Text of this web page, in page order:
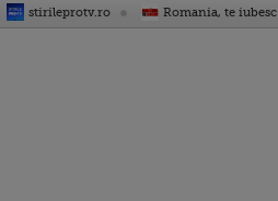
stirileprotv.ro Romania, te iubesc